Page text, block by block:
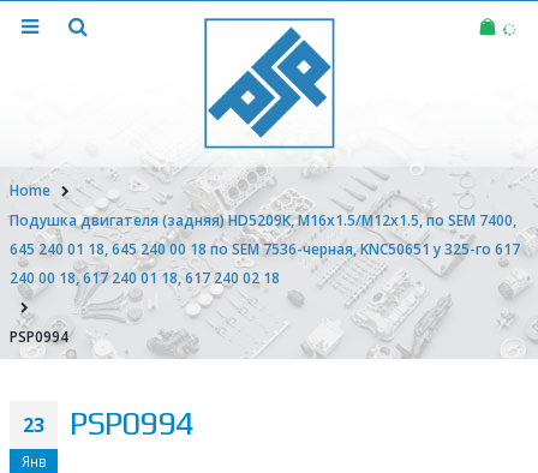
Home
Подушка двигателя (задняя) HD5209K, M16x1.5/M12x1.5, по SEM 7400,
645 240 01 18, 645 240 00 18 по SEM 7536-черная, KNC50651 у 325-го 617
240 00 18, 617 240 01 18, 617 240 02 18
PSP0994
23
Янв
PSP0994